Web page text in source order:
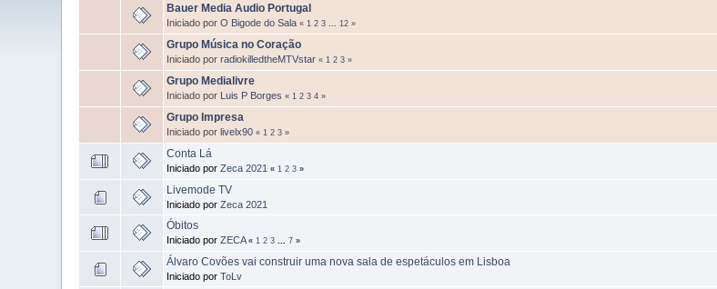
Bauer Media Audio Portugal
Iniciado porO Bigode do Sala « 1 2 3 12 »
Grupo Música no Coração
Iniciado porradiokilledtheMTVstar « 1 2 3 »
Grupo Medialivre
Iniciado por Luis P Borges « 1 2 3 4 »
Grupo Impresa
Iniciado porlivelx90 « 1 2 3 »
Conta Lá
Iniciado porZeca 2021 « 1 2 3 »
Livemode TV
Iniciado porZeca 2021
Óbitos
Iniciado porZECA « 1 2 3 ...7 »
Álvaro Covões vai construir uma nova sala de espetáculos em Lisboa
Iniciado porToLv